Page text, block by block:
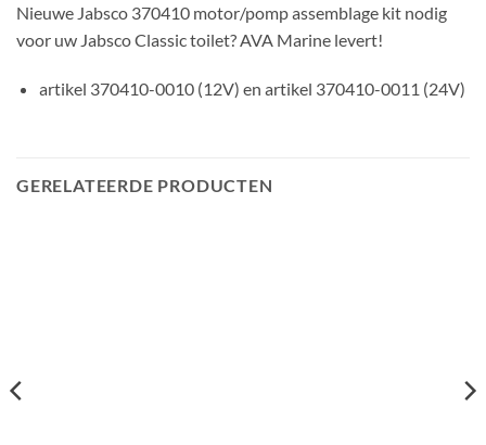
Nieuwe Jabsco 370410 motor/pomp assemblage kit nodig
voor uw Jabsco Classic toilet? AVA Marine levert!
artikel 370410-0010 (12V) en artikel 370410-0011 (24V)
GERELATEERDE PRODUCTEN